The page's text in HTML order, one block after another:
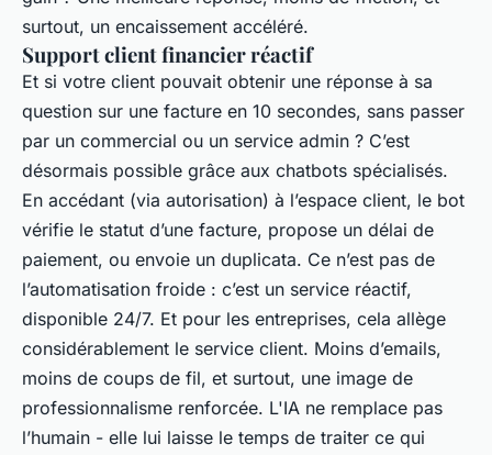
surtout, un encaissement accéléré.
Support client financier réactif
Et si votre client pouvait obtenir une réponse à sa
question sur une facture en 10 secondes, sans passer
par un commercial ou un service admin ? C’est
désormais possible grâce aux chatbots spécialisés.
En accédant (via autorisation) à l’espace client, le bot
vérifie le statut d’une facture, propose un délai de
paiement, ou envoie un duplicata. Ce n’est pas de
l’automatisation froide : c’est un service réactif,
disponible 24/7. Et pour les entreprises, cela allège
considérablement le service client. Moins d’emails,
moins de coups de fil, et surtout, une image de
professionnalisme renforcée. L'IA ne remplace pas
l’humain - elle lui laisse le temps de traiter ce qui